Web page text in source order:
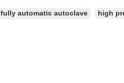
fully automatic autoclave high